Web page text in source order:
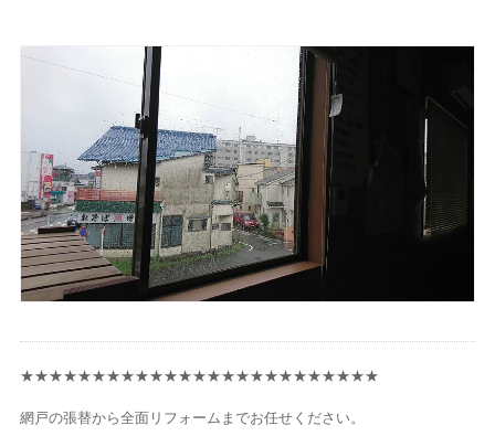
★★★★★★★★★★★★★★★★★★★★★★★★★
網戸の張替から全面リフォームまでお任せください。